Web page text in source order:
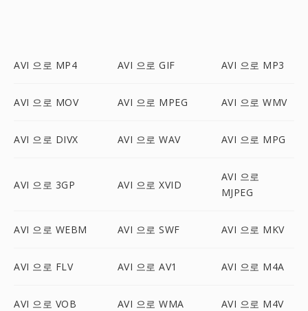
AVI 으로 MP4 AVI 으로 GIF AVI 으로 MP3
AVI 으로 MOV AVI 으로 MPEG AVI 으로 WMV
AVI 으로 DIVX AVI 으로 WAV AVI 으로 MPG
AVI 으로 3GP AVI 으로 XVID
AVI 으로
MJPEG
AVI 으로 WEBM AVI 으로 SWF AVI 으로 MKV
AVI 으로 FLV AVI 으로 AV1 AVI 으로 M4A
AVI 으로 VOB AVI 으로 WMA AVI 으로 M4V